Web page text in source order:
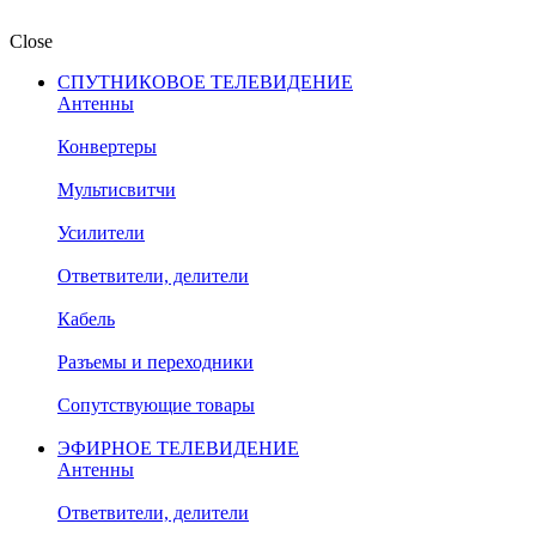
Close
СПУТНИКОВОЕ ТЕЛЕВИДЕНИЕ
Антенны
Конвертеры
Мультисвитчи
Усилители
Ответвители, делители
Кабель
Разъемы и переходники
Сопутствующие товары
ЭФИРНОЕ ТЕЛЕВИДЕНИЕ
Антенны
Ответвители, делители